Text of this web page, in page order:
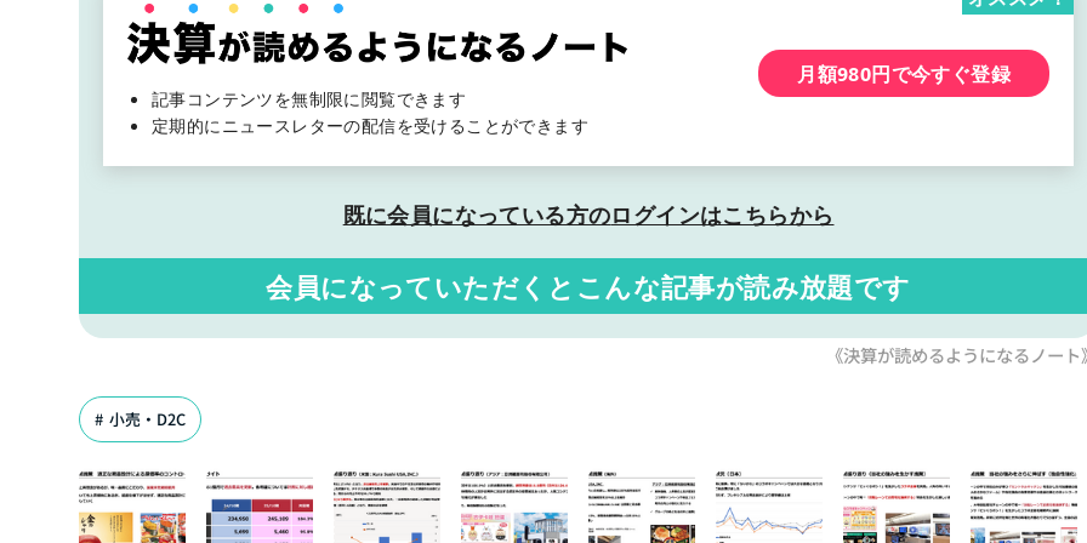
記事コンテンツを無制限に閲覧できます
定期的にニュースレターの配信を受けることができます
月額980円で今すぐ登録
既に会員になっている方のログインはこちらから
会員になっていただくと こんな記事が読み放題です
《決算が読めるようになるノート
小売・D2C